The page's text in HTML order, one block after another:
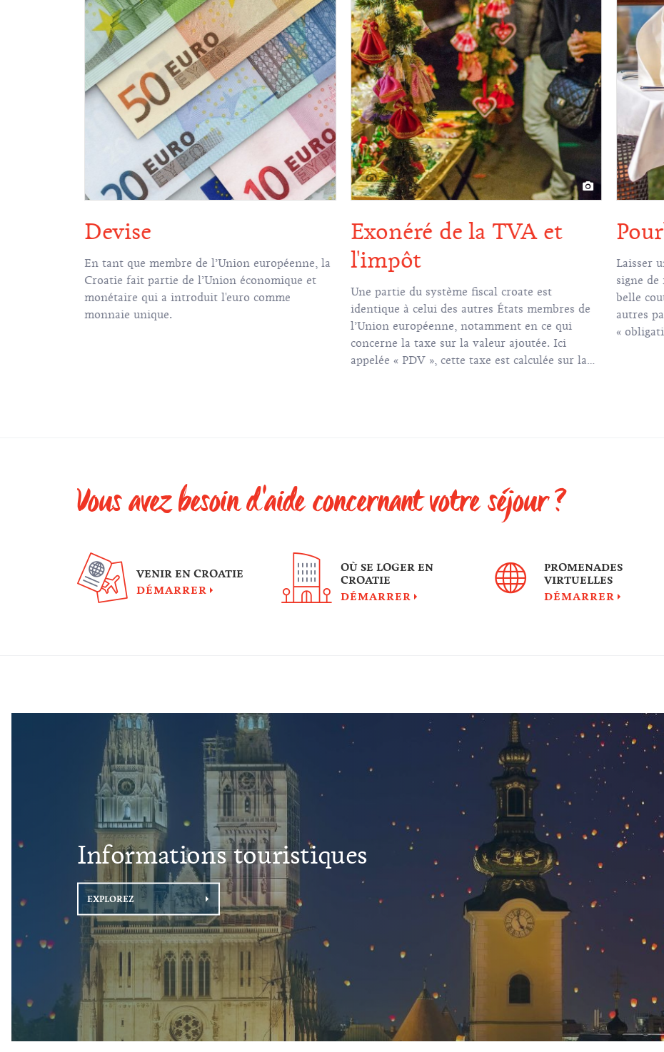
Devise
En tant que membre de l’Union européenne, la
Croatie fait partie de l’Union économique et
monétaire qui a introduit l'euro comme
monnaie unique.
Exonéré de la TVA et
l'impôt
Une partie du système fiscal croate est
identique à celui des autres États membres de
l’Union européenne, notamment en ce qui
concerne la taxe sur la valeur ajoutée. Ici
appelée « PDV », cette taxe est calculée sur la
Laisser
signe de
belle
autres
«
Vous avez besoin d'aide concernant votre séjour ?
VENIR EN CROATIE
DÉMARRER
OÙ SE LOGER EN
CROATIE
DÉMARRER
PROMENADES
VIRTUELLES
DÉMARRER
Informations touristiques
EXPLOREZ